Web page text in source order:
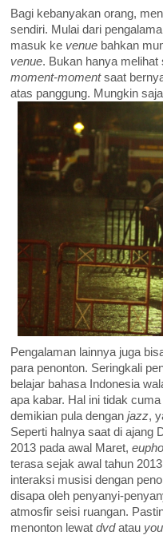
Bagi kebanyakan orang,
sendiri. Mulai dari
masuk ke venue bahkan
venue. Bukan hanya melihat
moment-momentsaat
atas panggung. Mungkin
Pengalaman lainnya juga
para penonton. Seringkali
belajar bahasa Indonesia
apa kabar. Hal ini tidak
demikian pula dengan jazz,
Seperti halnya saat di ajang
2013 pada awal Maret,
terasa sejak awal tahun
interaksi musisi dengan
disapa oleh penyanyi-
atmosfir seisi ruangan.
menonton lewat dvdatau